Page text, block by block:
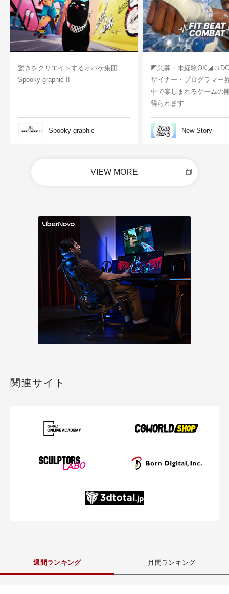
驚きをクリエイトするオバケ集団
Spooky graphic !!
Spooky graphic
◤急募・未経験OK◢３
ザイナー・プログラマー
中で楽しまれるゲームの
得られます
New Story
VIEW MORE
関連サイト
週間ランキング 月間ランキング